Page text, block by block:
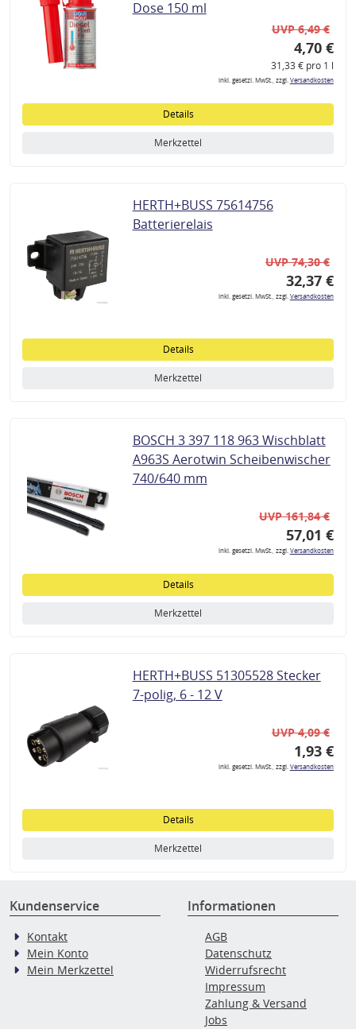
Dose 150 ml
UVP 6,49 €
4,70 €
31,33 € pro 1 l
inkl. gesetzl. MwSt., zzgl.Versandkosten
Details
Merkzettel
HERTH+BUSS 75614756
Batterierelais
UVP 74,30 €
32,37 €
inkl. gesetzl. MwSt., zzgl.Versandkosten
Details
Merkzettel
BOSCH 3 397 118 963 Wischblatt
A963S Aerotwin Scheibenwischer
740/640 mm
UVP 161,84 €
57,01 €
inkl. gesetzl. MwSt., zzgl.Versandkosten
Details
Merkzettel
HERTH+BUSS 51305528 Stecker
7-polig, 6 - 12 V
UVP 4,09 €
1,93 €
inkl. gesetzl. MwSt., zzgl.Versandkosten
Details
Merkzettel
Kundenservice
Kontakt
Mein Konto
Mein Merkzettel
Informationen
AGB
Datenschutz
Widerrufsrecht
Impressum
Zahlung & Versand
Jobs